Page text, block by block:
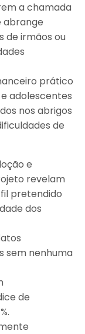
a chamada
abrange
de irmãos ou
prático
adolescentes
nos abrigos
de
e
revelam
pretendido
dos
sem nenhuma
de